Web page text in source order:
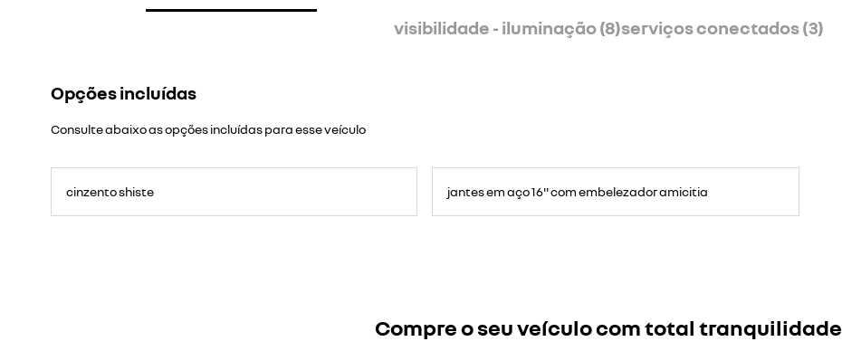
visibilidade - iluminação (8)serviços conectados (3)
Opções incluídas
Consulte abaixo as opções incluídas para esse veículo
cinzento shiste jantes em aço 16'' com embelezador amicitia
Compre o seu veículo com total tranquilidade